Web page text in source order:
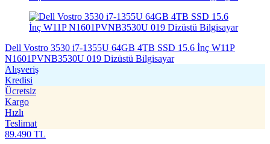
Dell Vostro 3530 i7-1355U 64GB 4TB SSD 15.6 İnç W11P
N1601PVNB3530U 019 Dizüstü Bilgisayar
Alışveriş
Kredisi
Ücretsiz
Kargo
Hızlı
Teslimat
89.490 TL